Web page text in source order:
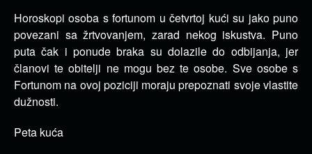
Horoskopi osoba s fortunom u četvrtoj kući su jako puno
povezani sa žrtvovanjem, zarad nekog iskustva. Puno
puta čak i ponude braka su dolazile do odbijanja, jer
članovi te obitelji ne mogu bez te osobe. Sve osobe s
Fortunom na ovoj poziciji moraju prepoznati svoje vlastite
dužnosti.
Peta kuća